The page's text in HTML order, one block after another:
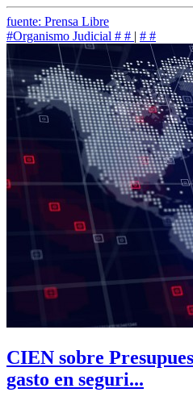
fuente: Prensa Libre
#Organismo Judicial # # | # #
CIEN sobre
gasto en seguri...